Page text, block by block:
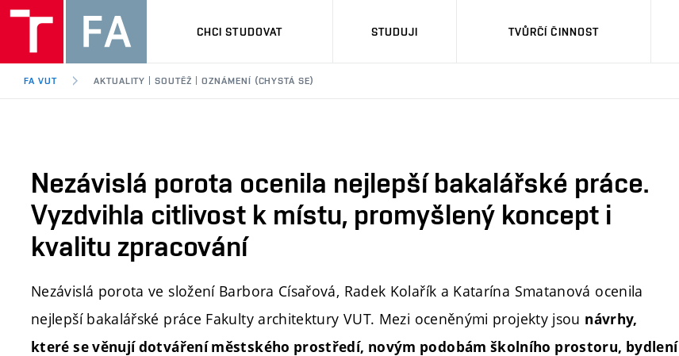
CHCI STUDOVAT STUDUJI TVŮRČÍ ČINNOST
FA VUT AKTUALITY | SOUTĚŽ | OZNÁMENÍ (CHYSTÁ SE)
Nezávislá porota ocenila nejlepší bakalářské práce.
Vyzdvihla citlivost k místu, promyšlený koncept i
kvalitu zpracování
Nezávislá porota ve složení Barbora Císařová, Radek Kolařík a Katarína Smatanová ocenila
nejlepší bakalářské práce Fakulty architektury VUT. Mezi oceněnými projekty jsou návrhy,
které se věnují dotváření městského prostředí, novým podobám školního prostoru, bydlení